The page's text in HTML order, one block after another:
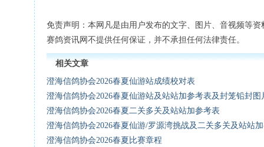
免责声明：本网凡是由用户发布的文字、图片、音视频等
赛鸽资讯网不提供任何保证，并不承担任何法律责任。
相关文章
澄海信鸽协会2026春夏仙游站成绩校对表
澄海信鸽协会2026春夏仙游站及站站加参考表及封笼铅封图
澄海信鸽协会2026春夏二关多关及站站加参考表
澄海信鸽协会2026春夏仙游/罗源湾挑战及二关多关及站站
澄海信鸽协会2026春夏比赛章程